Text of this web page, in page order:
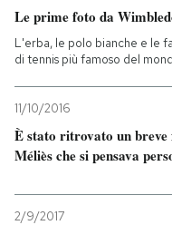
AREA PERSONALE
Entra
Le prime foto da
L'erba, le polo bianche e le
di tennis più famoso del
11/10/2016
È stato ritrovato un
Méliès che si pensava
2/9/2017